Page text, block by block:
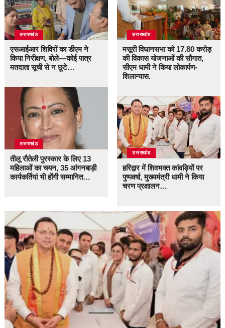
उत्तराखंड
एसआईआर शिविरों का डीएम ने
किया निरीक्षण, बोले—कोई पात्र
मतदाता सूची से न छूटे…
उत्तराखंड
तीलू रौतेली पुरस्कार के लिए 13
महिलाओं का चयन, 35 आंगनबाड़ी
कार्यकर्तियां भी होंगी सम्मानित…
उत्तराखंड
मसूरी विधानसभा को 17.80 करोड़
की विकास योजनाओं की सौगात,
सीएम धामी ने किया लोकार्पण-
शिलान्यास.
उत्तराखंड
हरिद्वार में शिवभक्त कांवड़ियों पर
पुष्पवर्षा, मुख्यमंत्री धामी ने किया
चरण प्रक्षालन…